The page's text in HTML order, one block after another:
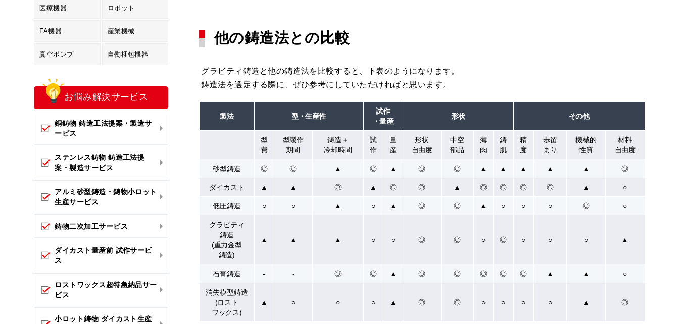
他の鋳造法との比較
グラビティ鋳造と他の鋳造法を比較すると、下表のようになります。
鋳造法を選定する際に、ぜひ参考にしていただければと思います。
製法 型・生産性
試作
・量産
形状 その他
型
費
型製作
期間
鋳造＋
冷却時間
試
作
量
産
形状
自由度
中空
部品
薄
肉
鋳
肌
精
度
歩留
まり
機械的
性質
材料
自由度
砂型鋳造 ◎ ◎ ▲ ◎ ▲ ◎ ◎ ▲ ▲ ▲ ▲ ▲ ◎
ダイカスト ▲ ▲ ◎ ▲ ◎ ◎ ▲ ◎ ◎ ◎ ◎ ▲ ○
低圧鋳造 ○ ○ ▲ ○ ▲ ◎ ◎ ▲ ○ ○ ○ ◎ ○
グラビティ
鋳造
(重力金型
鋳造)
▲ ▲ ▲ ○ ○ ◎ ◎ ○ ◎ ○ ○ ○ ▲
石膏鋳造 - - ◎ ◎ ▲ ◎ ◎ ◎ ◎ ◎ ▲ ▲ ○
消失模型鋳造
(ロスト
ワックス)
▲ ○ ○ ○ ▲ ◎ ◎ ○ ○ ○ ○ ▲ ◎
医療機器 ロボット
FA機器 産業機械
真空ポンプ 自働梱包機器
お悩み解決サービス
銅鋳物 鋳造工法提案・製造サ
ービス
ステンレス鋳物 鋳造工法提
案・製造サービス
アルミ砂型鋳造・鋳物小ロット
生産サービス
鋳物二次加工サービス
ダイカスト量産前 試作サービ
ス
ロストワックス超特急納品サー
ビス
小ロット鋳物 ダイカスト生産